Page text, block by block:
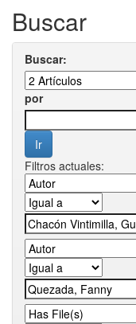
Buscar
Buscar:
por
Filtros actuales: